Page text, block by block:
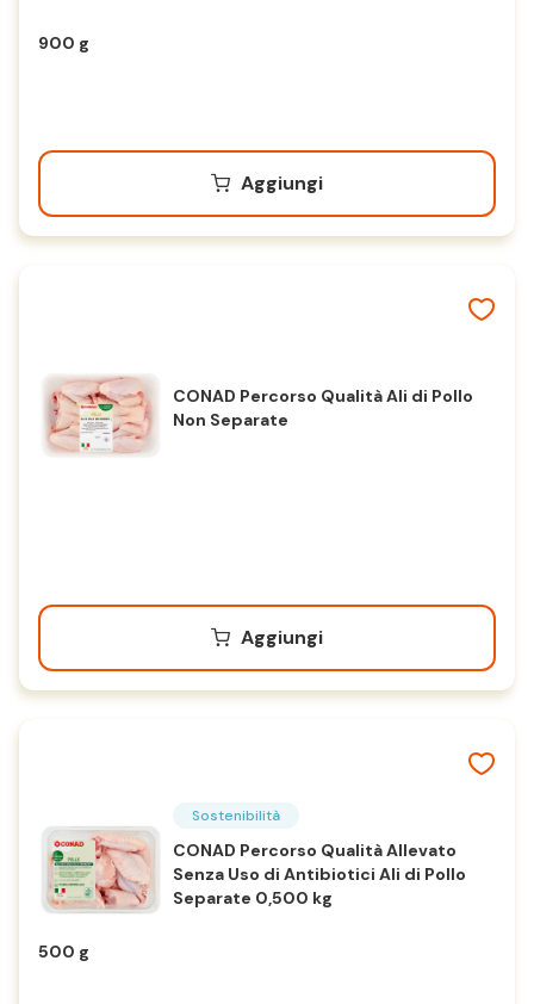
900 g
Aggiungi
CONAD Percorso Qualità Ali di Pollo
Non Separate
Aggiungi
Sostenibilità
CONAD Percorso Qualità Allevato
Senza Uso di Antibiotici Ali di Pollo
Separate 0,500 kg
500 g